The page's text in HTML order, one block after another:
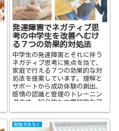
なサポートを行い、学校参加意
欲を高めるための貴重な情報を
お届けします。
発達障害でネガティブ思
考の中学生を改善へむけ
る７つの効果的対処法
中学生の発達障害とそれに伴う
ネガティブ思考に焦点を当て、
家庭で行える７つの効果的な対
処法を提案しています。理解と
サポートから成功体験の創出、
感情の認識と管理のトレーニン
グまで、総合的かつ実践的なア
の一歩を導きます。
勉強方法など